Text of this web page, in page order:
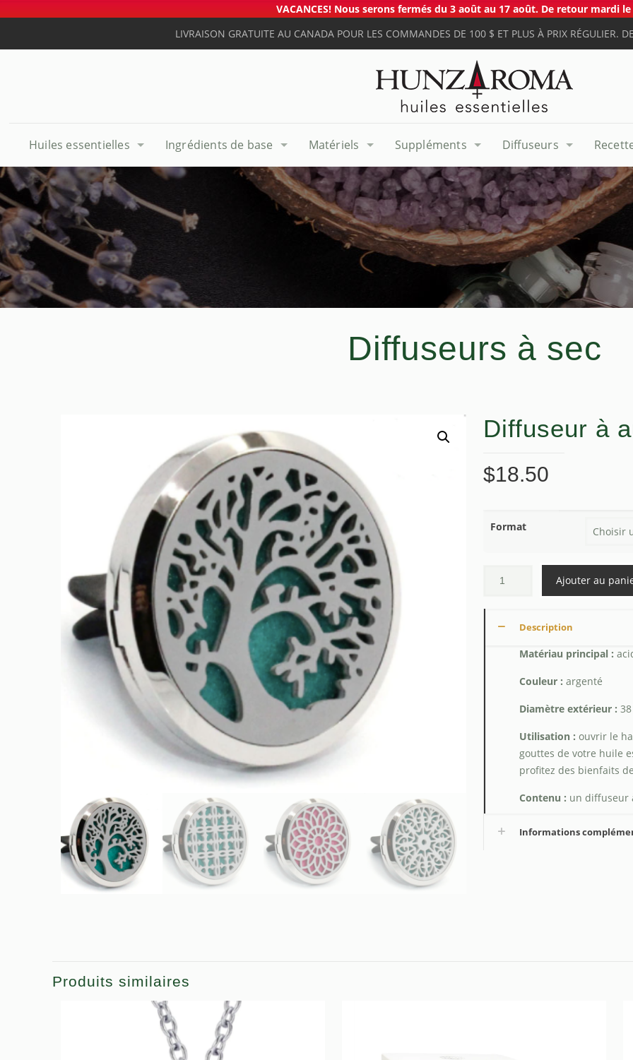
VACANCES! Nous serons fermés du 3 août au 17 août. De retour mardi
LIVRAISON GRATUITE AU CANADA POUR LES COMMANDES DE 100 $ ET PLUS À PRIX RÉGULIER.
Huiles essentielles Ingrédients de base Matériels Suppléments Diffuseurs
Diffuseurs à sec
Diffuseur à
$18.50
Format
Ajouter au
Description
Matériau principal :
Couleur : argenté
Diamètre extérieur :
Utilisation : ouvrir le
gouttes de votre huile
profitez des bienfaits
Contenu : un diffuseur
Informations
Produits similaires